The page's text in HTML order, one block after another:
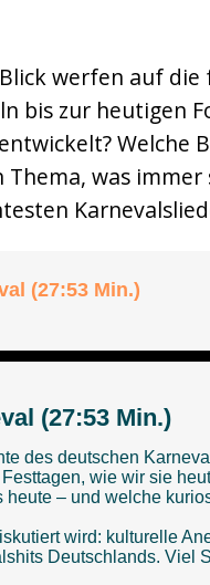
werfen auf
bis zur heutigen
Welche
was